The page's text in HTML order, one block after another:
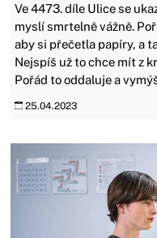
Ve 4473. díle Ulice se
myslí smrtelně vážně.
aby si přečetla papíry, a
Nejspíš už to chce mít z
Pořád to oddaluje a
25.04.2023